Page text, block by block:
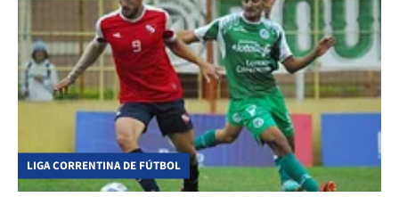
LIGA CORRENTINA DE FÚTBOL